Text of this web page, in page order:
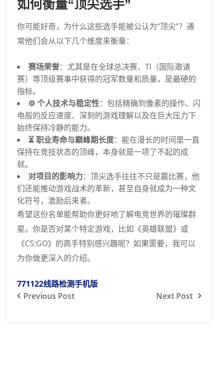
如何衡量“顶尖选手”
你可能好奇，为什么这些选手能被公认为“顶尖”？通
常他们会从以下几个维度来衡量：
赛场荣誉：尤其是在全球总决赛、TI（国际邀请
赛）等顶级赛事中获得的冠军数量和质量，是最硬的
指标。
⚙️ 个人技术与稳定性：包括精确到像素的操作、闪
电般的反应速度、深刻的游戏理解以及在巨大压力下
始终保持冷静的能力。
⏳ 职业寿命与巅峰期长度：能在漫长的时间里一直
保持在竞技状态的顶峰，本身就是一项了不起的成
就。
对项目的影响力：顶尖选手往往不只是赢比赛，他
们还能推动游戏战术的革新，甚至自身就成为一种文
化符号，激励后来者。
希望这份名单能帮助你更好地了解电竞世界的璀璨群
星。你是否对某个特定游戏，比如《英雄联盟》或
《CS:GO》的高手特别感兴趣呢？如果需要，我可以
为你做更深入的介绍。
771122线路检测手机版
Previous Post Next Post